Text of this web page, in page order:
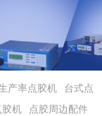
产率点胶机
台式点
胶机 点胶周边配件